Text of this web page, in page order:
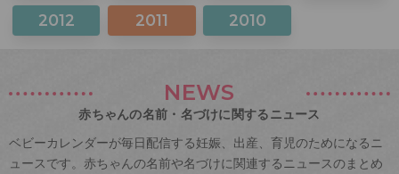
2012 2011 2010
NEWS
赤ちゃんの名前・名づけに関するニュース
ベビーカレンダーが毎日配信する妊娠、出産、育児のためになるニ
ュースです。赤ちゃんの名前や名づけに関連するニュースのまとめ